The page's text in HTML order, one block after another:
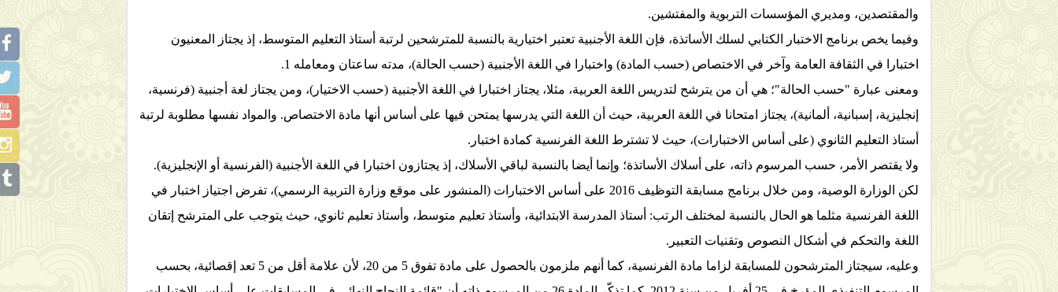
والمقتصدين، ومديري المؤسسات التربوية والمفتشين.
وفيما يخص برنامج الاختبار الكتابي لسلك الأساتذة، فإن اللغة الأجنبية تعتبر اختيارية بالنسبة للمترشحين لرتبة أستاذ التعليم المتوسط، إذ يجتاز المعنيون
اختبارا في الثقافة العامة وآخر في الاختصاص (حسب المادة) واختبارا في اللغة الأجنبية (حسب الحالة)، مدته ساعتان ومعامله 1.
ومعنى عبارة "حسب الحالة"؛ هي أن من يترشح لتدريس اللغة العربية، مثلا، يجتاز اختبارا في اللغة الأجنبية (حسب الاختيار)، ومن يجتاز لغة أجنبية (فرنسية،
إنجليزية، إسبانية، ألمانية)، يجتاز امتحانا في اللغة العربية، حيث أن اللغة التي يدرسها يمتحن فيها على أساس أنها مادة الاختصاص. والمواد نفسها مطلوبة لرتبة
أستاذ التعليم الثانوي (على أساس الاختبارات)، حيث لا تشترط اللغة الفرنسية كمادة اختبار.
ولا يقتصر الأمر، حسب المرسوم ذاته، على أسلاك الأساتذة؛ وإنما أيضا بالنسبة لباقي الأسلاك، إذ يجتازون اختبارا في اللغة الأجنبية (الفرنسية أو الإنجليزية).
لكن الوزارة الوصية، ومن خلال برنامج مسابقة التوظيف 2016 على أساس الاختبارات (المنشور على موقع وزارة التربية الرسمي)، تفرض اجتياز اختبار في
اللغة الفرنسية مثلما هو الحال بالنسبة لمختلف الرتب: أستاذ المدرسة الابتدائية، وأستاذ تعليم متوسط، وأستاذ تعليم ثانوي، حيث يتوجب على المترشح إتقان
اللغة والتحكم في أشكال النصوص وتقنيات التعبير.
وعليه، سيجتاز المترشحون للمسابقة لزاما مادة الفرنسية، كما أنهم ملزمون بالحصول على مادة تفوق 5 من 20، لأن علامة أقل من 5 تعد إقصائية، بحسب